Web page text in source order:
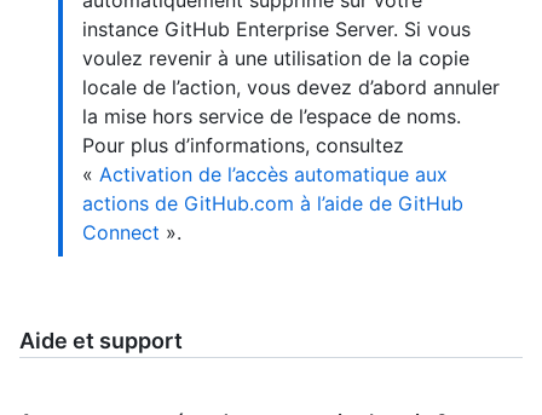
instance GitHub Enterprise Server. Si vous
voulez revenir à une utilisation de la copie
locale de l’action, vous devez d’abord annuler
la mise hors service de l’espace de noms.
Pour plus d’informations, consultez
« Activation de l’accès automatique aux
actions de GitHub.com à l’aide de GitHub
Connect ».
Aide et support